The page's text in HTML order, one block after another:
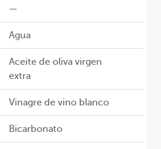
—
Agua
Aceite de oliva virgen
extra
Vinagre de vino blanco
Bicarbonato